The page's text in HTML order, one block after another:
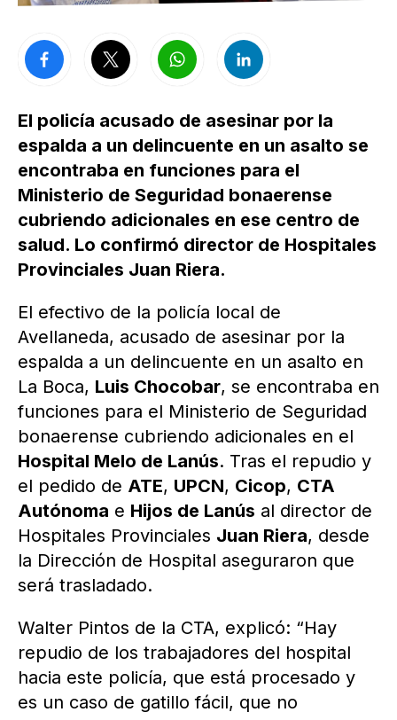
El policía acusado de asesinar por la
espalda a un delincuente en un asalto se
encontraba en funciones para el
Ministerio de Seguridad bonaerense
cubriendo adicionales en ese centro de
salud. Lo confirmó director de Hospitales
Provinciales Juan Riera.
El efectivo de la policía local de
Avellaneda, acusado de asesinar por la
espalda a un delincuente en un asalto en
La Boca, Luis Chocobar, se encontraba en
funciones para el Ministerio de Seguridad
bonaerense cubriendo adicionales en el
Hospital Melo de Lanús. Tras el repudio y
el pedido de ATE, UPCN, Cicop, CTA
Autónoma e Hijos de Lanús al director de
Hospitales Provinciales Juan Riera, desde
la Dirección de Hospital aseguraron que
será trasladado.
Walter Pintos de la CTA, explicó: “Hay
repudio de los trabajadores del hospital
hacia este policía, que está procesado y
es un caso de gatillo fácil, que no